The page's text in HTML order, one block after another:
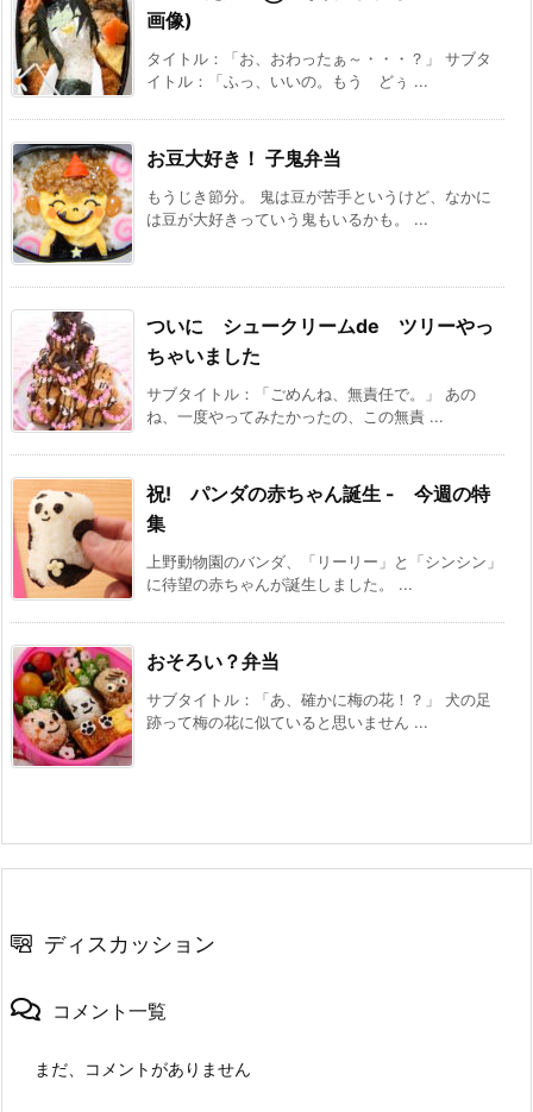
画像)
タイトル：「お、おわったぁ～・・・？」 サブタ
イトル：「ふっ、いいの。もう どぅ ...
お豆大好き！ 子鬼弁当
もうじき節分。 鬼は豆が苦手というけど、なかに
は豆が大好きっていう鬼もいるかも。 ...
ついに シュークリームde ツリーやっ
ちゃいました
サブタイトル：「ごめんね、無責任で。」 あの
ね、一度やってみたかったの、この無責 ...
祝! パンダの赤ちゃん誕生 - 今週の特
集
上野動物園のバンダ、「リーリー」と「シンシン」
に待望の赤ちゃんが誕生しました。 ...
おそろい？弁当
サブタイトル：「あ、確かに梅の花！？」 犬の足
跡って梅の花に似ていると思いません ...
ディスカッション
コメント一覧
まだ、コメントがありません